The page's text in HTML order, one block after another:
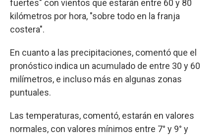
fuertes" con vientos que estarán entre 60 y 80
kilómetros por hora, "sobre todo en la franja
costera".
En cuanto a las precipitaciones, comentó que el
pronóstico indica un acumulado de entre 30 y 60
milímetros, e incluso más en algunas zonas
puntuales.
Las temperaturas, comentó, estarán en valores
normales, con valores mínimos entre 7° y 9° y